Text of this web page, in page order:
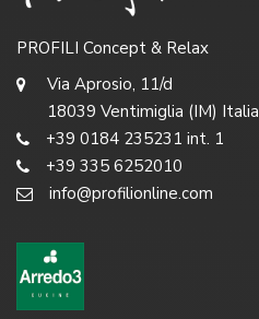
PROFILI Concept & Relax
Via Aprosio, 11/d
18039 Ventimiglia (IM) Italia
+39 0184 235231 int. 1
+39 335 6252010
info@profilionline.com